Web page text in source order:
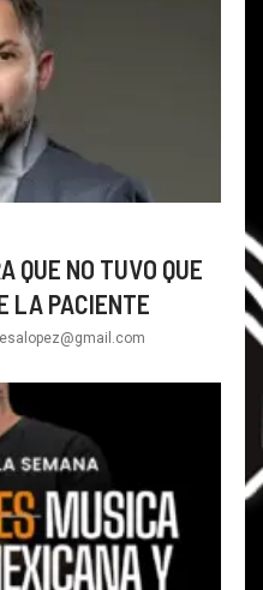
QUE NO TUVO QUE
LA PACIENTE